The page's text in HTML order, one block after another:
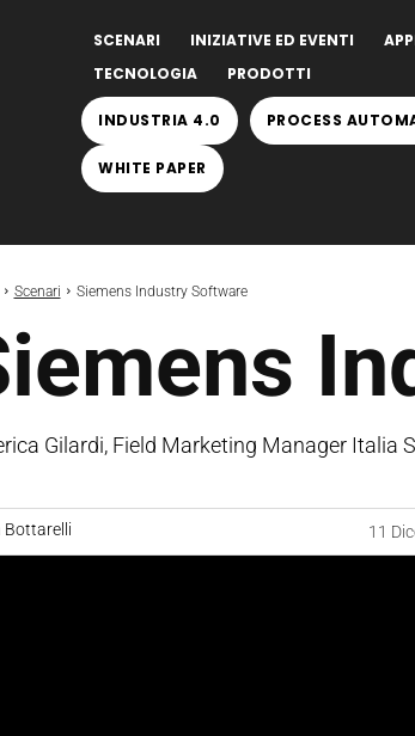
SCENARI INIZIATIVE ED EVENTI
TECNOLOGIA
PRODOTTI
INDUSTRIA 4.0 PROCESS
WHITE PAPER
Scenari Siemens Industry Software
Gilardi, Field Marketing Manager Italia
Bottarelli 11